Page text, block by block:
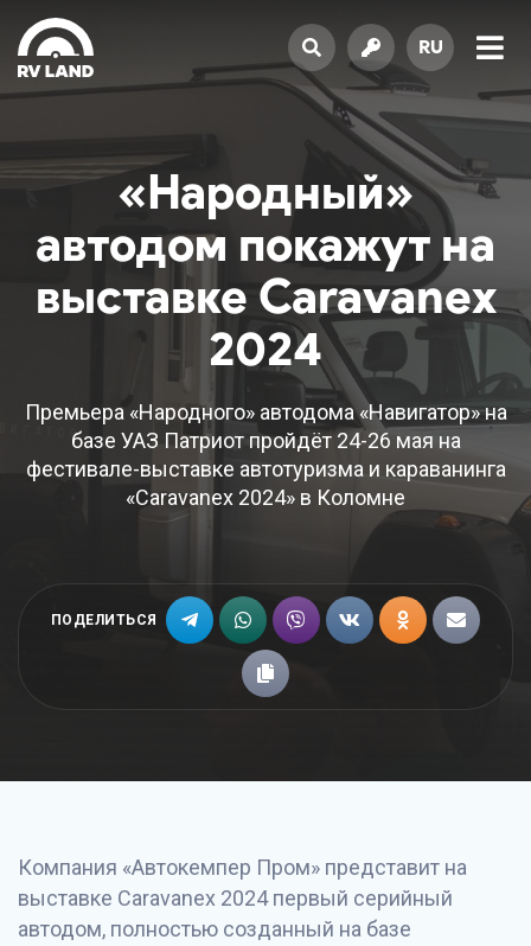
RU
«Народный»
автодом покажут на
выставке Caravanex
2024
Премьера «Народного» автодома «Навигатор» на
базе УАЗ Патриот пройдёт 24-26 мая на
фестивале-выставке автотуризма и караванинга
«Caravanex 2024» в Коломне
ПОДЕЛИТЬСЯ
Компания «Автокемпер Пром» представит на
выставке Caravanex 2024 первый серийный
автодом, полностью созданный на базе